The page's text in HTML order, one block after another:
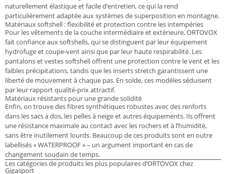
naturellement élastique et facile d’entretien, ce qui la rend
particulièrement adaptée aux systèmes de superposition en montagne.
Matériaux softshell : flexibilité et protection contre les intempéries
Pour les vêtements de la couche intermédiaire et extérieure, ORTOVOX
fait confiance aux softshells, qui se distinguent par leur équipement
hydrofuge et coupe-vent ainsi que par leur haute respirabilité. Les
pantalons et vestes softshell offrent une protection contre le vent et les
faibles précipitations, tandis que les inserts stretch garantissent une
liberté de mouvement à chaque pas. En solde, ces modèles séduisent
par leur rapport qualité-prix attractif.
Matériaux résistants pour une grande solidité
Enfin, on trouve des fibres synthétiques robustes avec des renforts
dans les sacs à dos, les pelles à neige et autres équipements. Ils offrent
une résistance maximale au contact avec les rochers et à l’humidité,
sans être inutilement lourds. Beaucoup de ces produits sont en outre
labellisés « WATERPROOF » – un argument important en cas de
changement soudain de temps.
Les catégories de produits les plus populaires d’ORTOVOX chez
Gigasport